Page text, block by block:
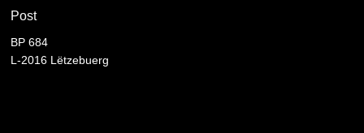
Post
BP 684
L-2016 Lëtzebuerg